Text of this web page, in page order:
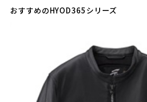
おすすめのHYOD365シリーズ